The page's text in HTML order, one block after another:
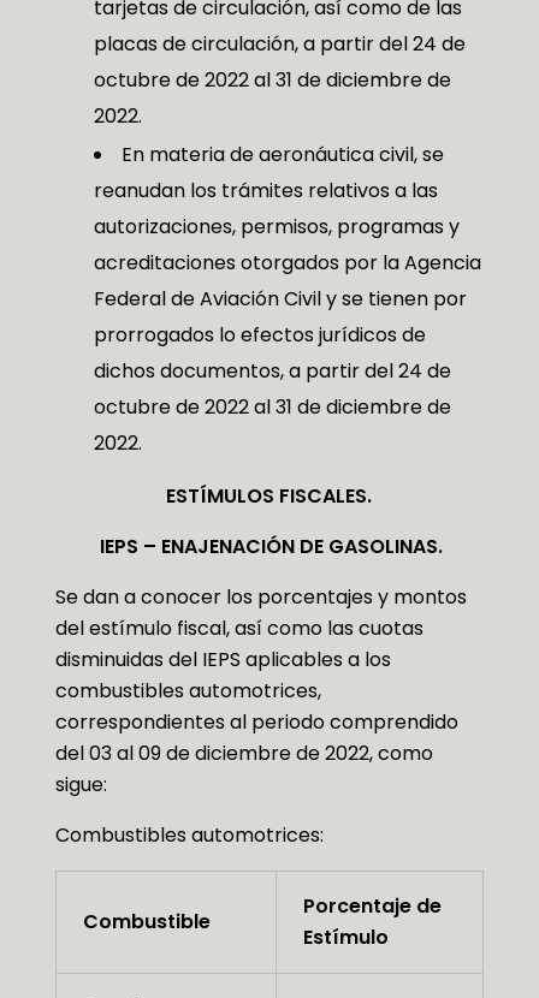
tarjetas de circulación, así como de las
placas de circulación, a partir del 24 de
octubre de 2022 al 31 de diciembre de
2022.
En materia de aeronáutica civil, se
reanudan los trámites relativos a las
autorizaciones, permisos, programas y
acreditaciones otorgados por la Agencia
Federal de Aviación Civil y se tienen por
prorrogados lo efectos jurídicos de
dichos documentos, a partir del 24 de
octubre de 2022 al 31 de diciembre de
2022.
ESTÍMULOS FISCALES.
IEPS – ENAJENACIÓN DE GASOLINAS.
Se dan a conocer los porcentajes y montos
del estímulo fiscal, así como las cuotas
disminuidas del IEPS aplicables a los
combustibles automotrices,
correspondientes al periodo comprendido
del 03 al 09 de diciembre de 2022, como
sigue:
Combustibles automotrices:
Combustible
Porcentaje de
Estímulo